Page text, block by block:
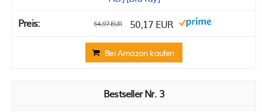
54,97 EUR 50,17 EUR
Bei Amazon kaufen
3